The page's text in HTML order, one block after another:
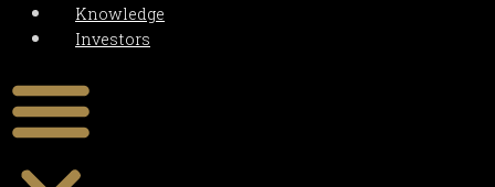
Knowledge
Investors